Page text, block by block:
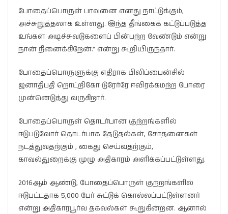
போதைப்பொருள் பாவனை எனது நாட்டுக்கும்,
அச்சுறுத்தலாக உள்ளது. இந்த தீங்கைக் கட்டுப்படுத்த
உங்கள் அடிச்சுவடுகளைப் பின்பற்ற வேண்டும் என்று
நான் நினைக்கிறேன்.” என்று கூறியிருந்தார்.
போதைப்பொருளுக்கு எதிராக பிலிப்பைன்சில்
ஜனாதிபதி றொட்றிகோ டுரேர்ரே ஈவிரக்கமற்ற போரை
முன்னெடுத்து வருகிறார்.
போதைப்பொருள் தொடர்பான குற்றங்களில்
ஈடுபடுவோர் தொடர்பாக தேடுதல்கள், சோதனைகள்
நடத்துவதற்கும் , கைது செய்வதற்கும்,
காவல்துறைக்கு முழு அதிகாரம் அளிக்கப்பட்டுள்ளது.
2016ஆம் ஆண்டு, போதைப்பொருள் குற்றங்களில்
ஈடுபட்டதாக 5,000 பேர் சுட்டுக் கொல்லப்பட்டுள்ளனர்
என்று அதிகாரபூர்வ தகவல்கள் கூறுகின்றன. ஆனால்